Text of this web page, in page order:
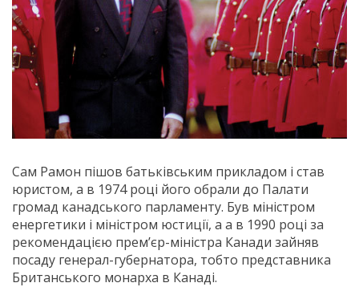
Сам Рамон пішов батьківським прикладом і став
юристом, а в 1974 році його обрали до Палати
громад канадського парламенту. Був міністром
енергетики і міністром юстиції, а а в 1990 році за
рекомендацією прем’єр-міністра Канади зайняв
посаду генерал-губернатора, тобто представника
Британського монарха в Канаді.